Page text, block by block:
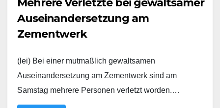
Mehrere Verletzte bei gewaltsamer
Auseinandersetzung am
Zementwerk
(lei) Bei einer mutmaßlich gewaltsamen
Auseinandersetzung am Zementwerk sind am
Samstag mehrere Personen verletzt worden.…